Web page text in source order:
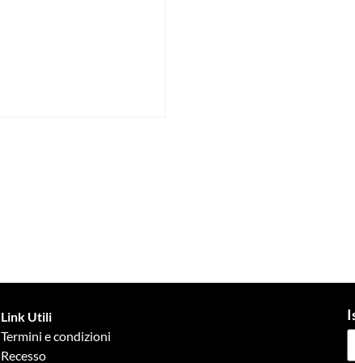
Link Utili
Termini e condizioni
Recesso